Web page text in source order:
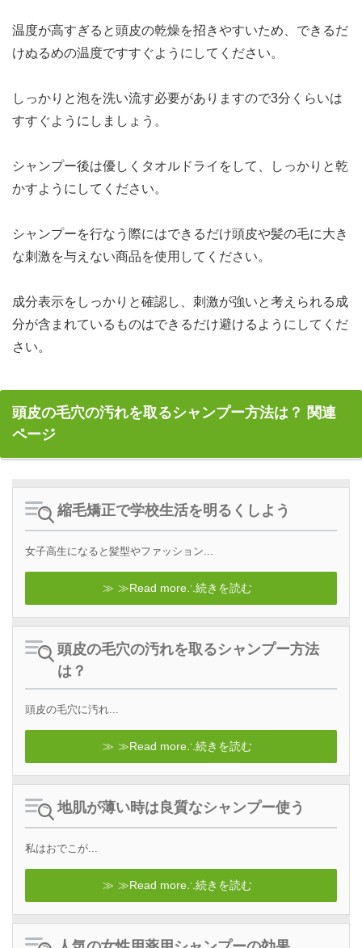
温度が高すぎると頭皮の乾燥を招きやすいため、できるだ
けぬるめの温度ですすぐようにしてください。
しっかりと泡を洗い流す必要がありますので3分くらいは
すすぐようにしましょう。
シャンプー後は優しくタオルドライをして、しっかりと乾
かすようにしてください。
シャンプーを行なう際にはできるだけ頭皮や髪の毛に大き
な刺激を与えない商品を使用してください。
成分表示をしっかりと確認し、刺激が強いと考えられる成
分が含まれているものはできるだけ避けるようにしてくだ
さい。
頭皮の毛穴の汚れを取るシャンプー方法は？ 関連
ページ
縮毛矯正で学校生活を明るくしよう
女子高生になると髪型やファッション...
≫Read more∴続きを読む
頭皮の毛穴の汚れを取るシャンプー方法
は？
頭皮の毛穴に汚れ...
≫Read more∴続きを読む
地肌が薄い時は良質なシャンプー使う
私はおでこが...
≫Read more∴続きを読む